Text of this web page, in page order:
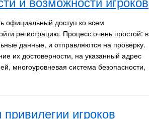
официальный доступ ко всем
регистрацию. Процесс очень простой: в
данные, и отправляются на проверку.
их достоверности, на указанный адрес
многоуровневая система безопасности,
игроков